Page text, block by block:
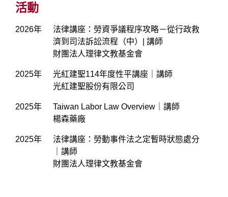
活動
2026年
法律講座：勞資爭議程序攻略－從行政救
濟到司法訴訟流程（中）| 講師
財團法人理律文教基金會
2025年
光紅建聖114年度性平講座｜講師
光紅建聖股份有限公司
2025年
Taiwan Labor Law Overview｜講師
楊森藥廠
2025年
法律講座：勞動事件法之定暫時狀態處分
｜講師
財團法人理律文教基金會